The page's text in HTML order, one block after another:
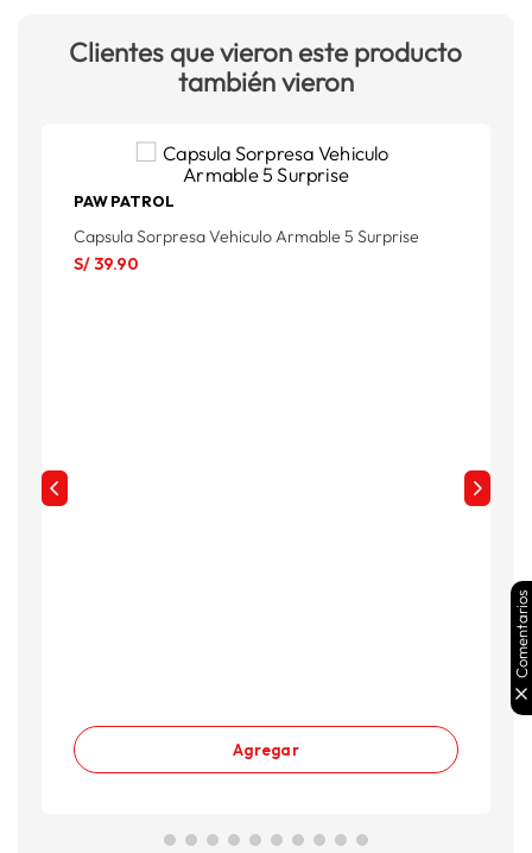
Clientes que vieron este producto
también vieron
PAW PATROL
Capsula Sorpresa Vehiculo Armable 5 Surprise
S/39.90
Agregar
Comentarios